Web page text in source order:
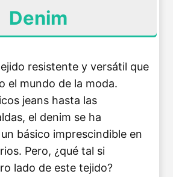
Denim
resistente y versátil que
el mundo de la moda.
jeans hasta las
el denim se ha
básico imprescindible en
Pero, ¿qué tal si
lado de este tejido?